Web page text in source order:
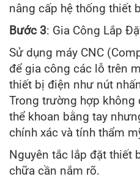
nâng cấp hệ thống thiết
Bước 3: Gia Công Lắp
Sử dụng máy CNC
để gia công các lỗ trên
thiết bị điện như nút
Trong trường hợp không
thể khoan bằng tay
chính xác và tính thẩm
Nguyên tắc lắp đặt thiết
chữa cần nắm rõ.